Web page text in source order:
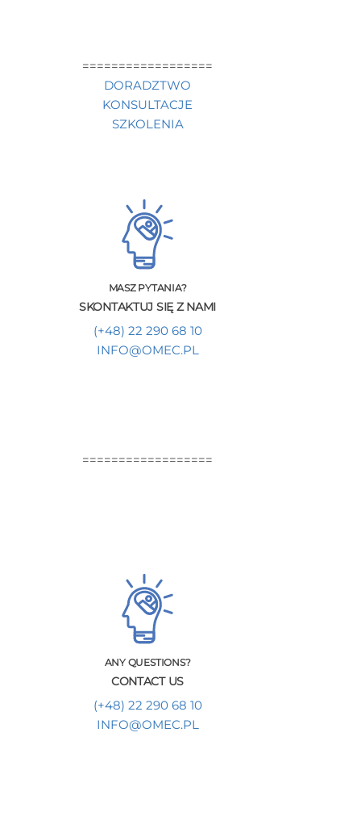
==================
DORADZTWO
KONSULTACJE
SZKOLENIA
MASZ PYTANIA?
SKONTAKTUJ SIĘ Z NAMI
(+48) 22 290 68 10
INFO@OMEC.PL
==================
ANY QUESTIONS?
CONTACT US
(+48) 22 290 68 10
INFO@OMEC.PL